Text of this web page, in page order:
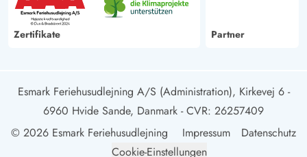
Zertifikate Partner
Esmark Feriehusudlejning A/S (Administration), Kirkevej 6 -
6960 Hvide Sande, Danmark - CVR: 26257409
© 2026 Esmark Feriehusudlejning
Impressum
Datenschutz
Cookie-Einstellungen